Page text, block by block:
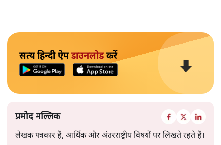
सत्य हिन्दी ऐपडाउनलोडकरें
प्रमोद मल्लिक
लेखक पत्रकार हैं, आर्थिक और अंतरराष्ट्रीय विषयों पर लिखते रहते हैं।